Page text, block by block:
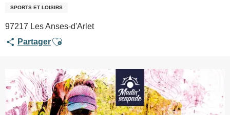
SPORTS ET LOISIRS
97217 Les Anses-d'Arlet
PartagerAjouter aux favoris